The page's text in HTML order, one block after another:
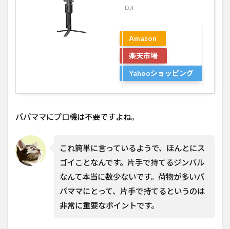
DJI
Amazon
楽天市場
Yahooショッピング
パパママにプロ機は不要ですよね。
これ簡単に言っているようで、ほんとにス
ゴイことなんです。片手で持てるジンバル
なんて本当に数少ないです。荷物が多いパ
パママにとって、片手で持てるというのは
非常に重要なポイントです。